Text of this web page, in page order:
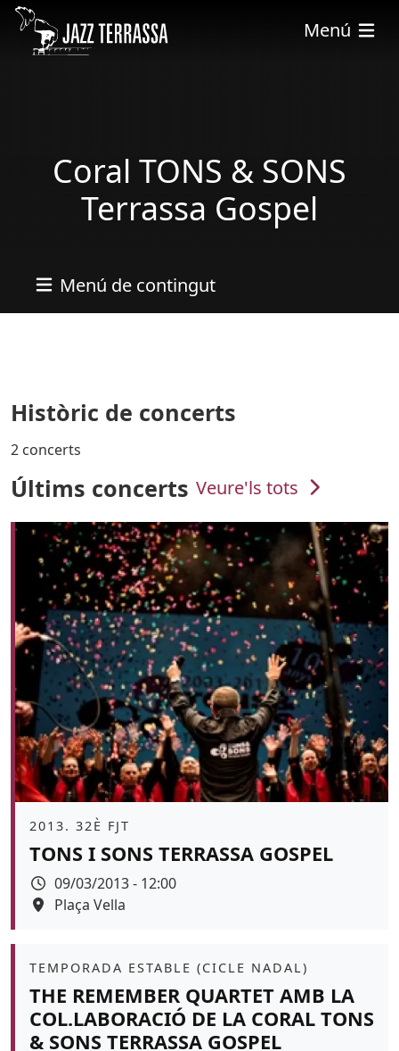
Vés al contingut
Menú
Coral TONS & SONS
Terrassa Gospel
Menú de contingut
Històric de concerts
2 concerts
Últims concerts Veure'ls tots
Àmbit
2013. 32È FJT
TONS I SONS TERRASSA GOSPEL
Data
09/03/2013 - 12:00
Espai
Plaça Vella
Àmbit
TEMPORADA ESTABLE (CICLE NADAL)
THE REMEMBER QUARTET AMB LA
COL.LABORACIÓ DE LA CORAL TONS
& SONS TERRASSA GOSPEL